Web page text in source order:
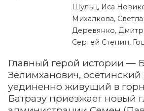
Шульц, Иса
Михалкова,
Деревянко,
Сергей Степин,
Главный герой истории —
Зелимханович, осетинский
уединенно живущий в
Батразу приезжает новый